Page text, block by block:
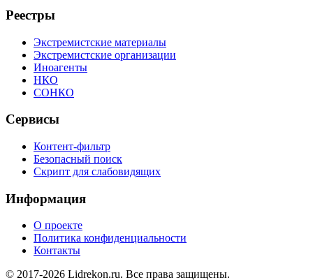
Реестры
Экстремистские материалы
Экстремистские организации
Иноагенты
НКО
СОНКО
Сервисы
Контент-фильтр
Безопасный поиск
Скрипт для слабовидящих
Информация
О проекте
Политика конфиденциальности
Контакты
© 2017-2026 Lidrekon.ru. Все права защищены.